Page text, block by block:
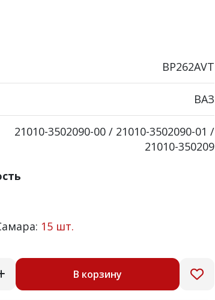
BP262AVT
ВАЗ
21010-3502090-00 / 21010-3502090-01 /
21010-350209
15 шт.
В корзину